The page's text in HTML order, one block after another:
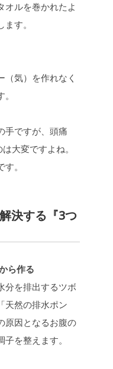
オルを巻かれたよ
す。
（気）を作れなく
手ですが、頭痛
大変ですよね。
す。
決する『3つ
ら作る
分を排出するツボ
天然の排水ポン
原因となるお腹の
を整えます。